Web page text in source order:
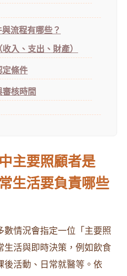
流程有哪些？
入、支出、財產）
定條件
核時間
主要照顧者是
生活要負責哪些
數情況會指定一位「主要照
生活與即時決策，例如飲食
後活動、日常就醫等。依